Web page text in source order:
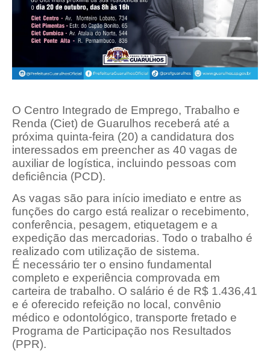
O Centro Integrado de Emprego, Trabalho e
Renda (Ciet) de Guarulhos receberá até a
próxima quinta-feira (20) a candidatura dos
interessados em preencher as 40 vagas de
auxiliar de logística, incluindo pessoas com
deficiência (PCD).
As vagas são para início imediato e entre as
funções do cargo está realizar o recebimento,
conferência, pesagem, etiquetagem e a
expedição das mercadorias. Todo o trabalho é
realizado com utilização de sistema.
É necessário ter o ensino fundamental
completo e experiência comprovada em
carteira de trabalho. O salário é de R$ 1.436,41
e é oferecido refeição no local, convênio
médico e odontológico, transporte fretado e
Programa de Participação nos Resultados
(PPR).